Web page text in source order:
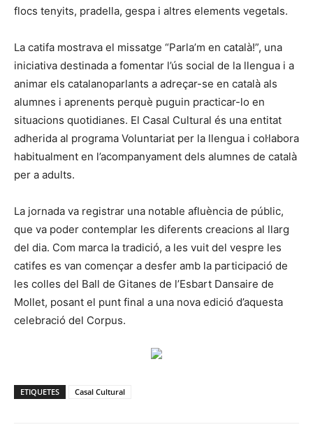
flocs tenyits, pradella, gespa i altres elements vegetals.
La catifa mostrava el missatge “Parla’m en català!”, una
iniciativa destinada a fomentar l’ús social de la llengua i a
animar els catalanoparlants a adreçar-se en català als
alumnes i aprenents perquè puguin practicar-lo en
situacions quotidianes. El Casal Cultural és una entitat
adherida al programa Voluntariat per la llengua i col·labora
habitualment en l’acompanyament dels alumnes de català
per a adults.
La jornada va registrar una notable afluència de públic,
que va poder contemplar les diferents creacions al llarg
del dia. Com marca la tradició, a les vuit del vespre les
catifes es van començar a desfer amb la participació de
les colles del Ball de Gitanes de l’Esbart Dansaire de
Mollet, posant el punt final a una nova edició d’aquesta
celebració del Corpus.
ETIQUETES Casal Cultural